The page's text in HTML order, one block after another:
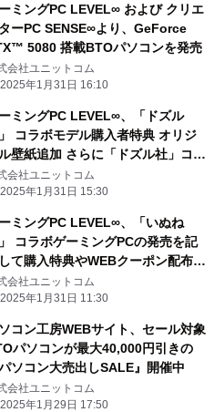
」開催日なら更に10％増額！
ミングPC LEVEL∞ および クリエ
ーPC SENSE∞より、GeForce
5080 搭載BTOパソコンを発売
会社ユニットコム
2025年1月31日 16:10
ミングPC LEVEL∞、「ドズル
コラボモデル購入者特典 オリジ
壁紙追加 さらに「ドズル社」コラ
購入時に使える 5,000円OFF
クーポン配布
会社ユニットコム
2025年1月31日 15:30
ミングPC LEVEL∞、「いぬね
コラボゲーミングPCの発売を記
て購入特典やWEBクーポン配布
に、サイン入りコラボPCが当たる
ンペーン実施
会社ユニットコム
2025年1月31日 11:30
コン工房WEBサイト、セール対象
パソコンが最大40,000円引きの
パソコン大売出しSALE』開催中
会社ユニットコム
2025年1月29日 17:50